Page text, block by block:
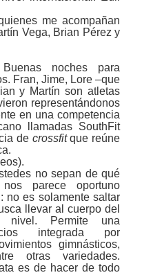
me acompañan
Vega, Brian Pérez y
noches para
Fran, Jime, Lore ‒que
y Martín son atletas
representándonos
en una competencia
llamadas SouthFit
de crossfitque reúne
no sepan de qué
parece oportuno
no es solamente saltar
llevar al cuerpo del
Permite una
integrada por
gimnásticos,
otras variedades.
es de hacer de todo